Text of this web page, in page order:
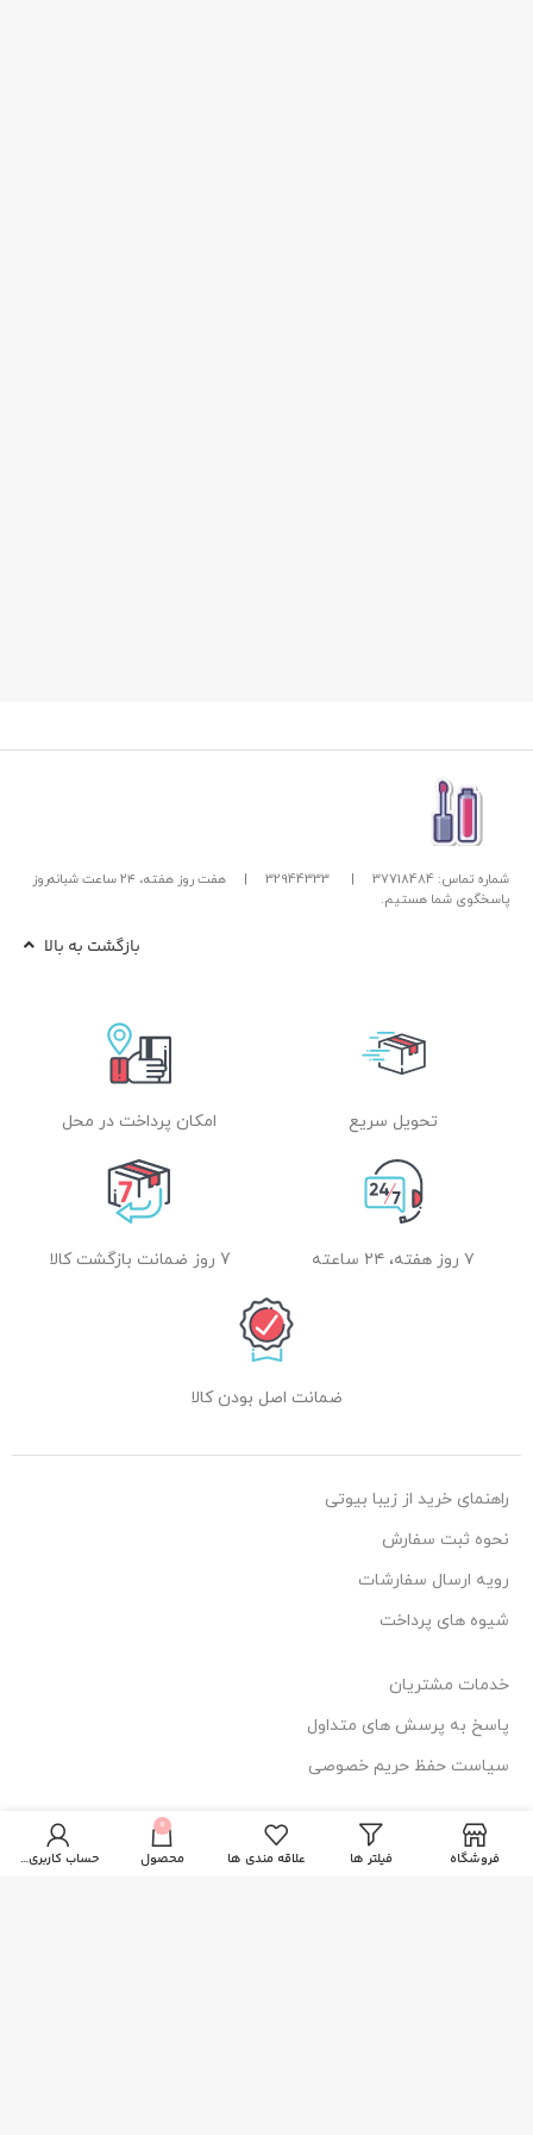
شماره تماس: 37718484 |
32944333
|
هفت روز هفته، ۲۴ ساعت شبانه‌روز
پاسخگوی شما هستیم.
بازگشت به بالا
تحویل سریع امکان پرداخت در محل
۷ روز هفته، ۲۴ ساعته 7 روز ضمانت بازگشت کالا
ضمانت اصل بودن کالا
راهنمای خرید از زیبا بیوتی
نحوه ثبت سفارش
رویه ارسال سفارشات
شیوه های پرداخت
خدمات مشتریان
پاسخ به پرسش های متداول
سیاست حفظ حریم خصوصی
اطلاعات تماس
آدرس: قم، فلکه دستغیب، ساختمان امیر
فروشگاه فیلتر ها علاقه مندی ها
0
محصول حساب کاربری من